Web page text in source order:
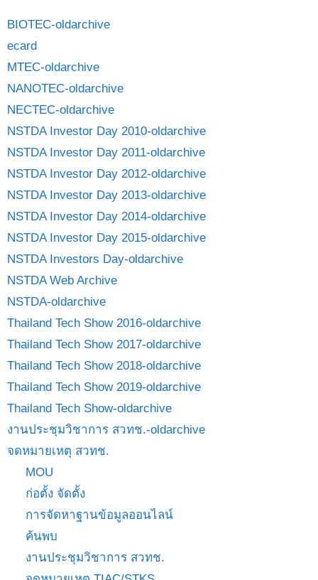
BIOTEC-oldarchive
ecard
MTEC-oldarchive
NANOTEC-oldarchive
NECTEC-oldarchive
NSTDA Investor Day 2010-oldarchive
NSTDA Investor Day 2011-oldarchive
NSTDA Investor Day 2012-oldarchive
NSTDA Investor Day 2013-oldarchive
NSTDA Investor Day 2014-oldarchive
NSTDA Investor Day 2015-oldarchive
NSTDA Investors Day-oldarchive
NSTDA Web Archive
NSTDA-oldarchive
Thailand Tech Show 2016-oldarchive
Thailand Tech Show 2017-oldarchive
Thailand Tech Show 2018-oldarchive
Thailand Tech Show 2019-oldarchive
Thailand Tech Show-oldarchive
งานประชุมวิชาการ สวทช.-oldarchive
จดหมายเหตุ สวทช.
MOU
ก่อตั้ง จัดตั้ง
การจัดหาฐานข้อมูลออนไลน์
ค้นพบ
งานประชุมวิชาการ สวทช.